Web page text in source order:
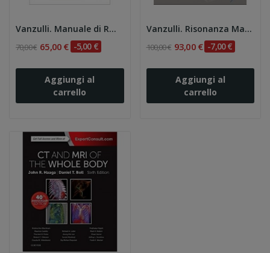
Vanzulli. Manuale di RM per TSRM
70,00 € 65,00 € -5,00 €
Aggiungi al
carrello
Vanzulli. Risonanza Magnetica: Addome
100,00 € 93,00 € -7,00 €
Aggiungi al
carrello